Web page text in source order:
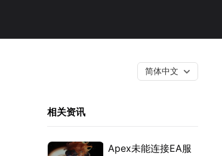
简体中文
相关资讯
Apex未能连接EA服